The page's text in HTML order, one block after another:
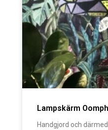
Lampskärm
Handgjord och